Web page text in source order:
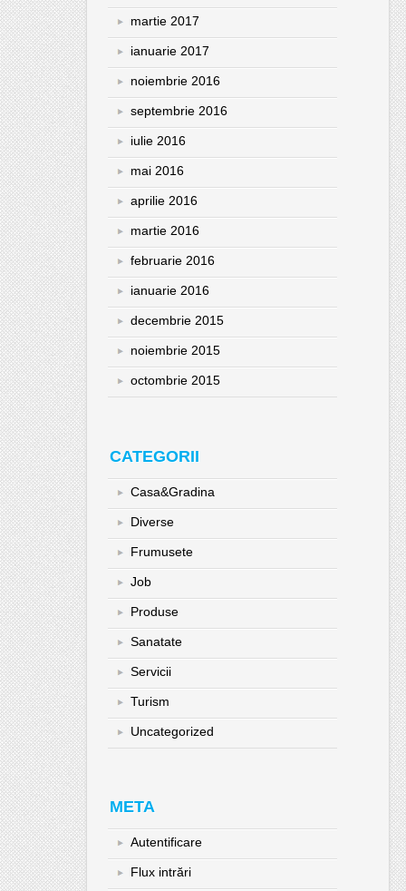
martie 2017
ianuarie 2017
noiembrie 2016
septembrie 2016
iulie 2016
mai 2016
aprilie 2016
martie 2016
februarie 2016
ianuarie 2016
decembrie 2015
noiembrie 2015
octombrie 2015
CATEGORII
Casa&Gradina
Diverse
Frumusete
Job
Produse
Sanatate
Servicii
Turism
Uncategorized
META
Autentificare
Flux intrări